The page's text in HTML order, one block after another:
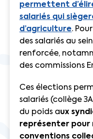
permettent
salariés qui
d’agriculture.
des salariés au
renforcée,
des commissions
Ces élections
salariés (collège
du poids aux
représenter pour
conventions